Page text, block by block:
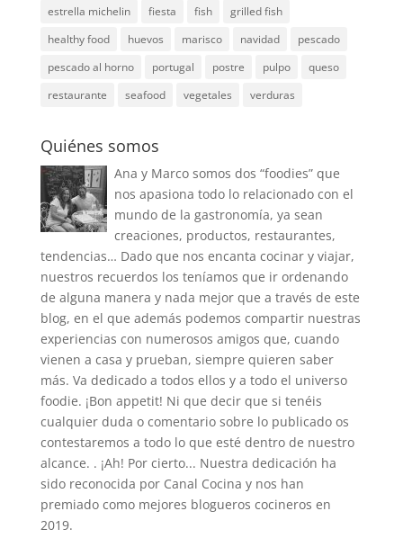
estrella michelin
fiesta fish
grilled fish
healthy food
huevos marisco navidad
pescado
pescado al horno
portugal postre pulpo
queso
restaurante
seafood vegetales verduras
Quiénes somos
Ana y Marco somos dos “foodies” que
nos apasiona todo lo relacionado con el
mundo de la gastronomía, ya sean
creaciones, productos, restaurantes,
tendencias… Dado que nos encanta cocinar y viajar,
nuestros recuerdos los teníamos que ir ordenando
de alguna manera y nada mejor que a través de este
blog, en el que además podemos compartir nuestras
experiencias con numerosos amigos que, cuando
vienen a casa y prueban, siempre quieren saber
más. Va dedicado a todos ellos y a todo el universo
foodie. ¡Bon appetit! Ni que decir que si tenéis
cualquier duda o comentario sobre lo publicado os
contestaremos a todo lo que esté dentro de nuestro
alcance. . ¡Ah! Por cierto... Nuestra dedicación ha
sido reconocida por Canal Cocina y nos han
premiado como mejores blogueros cocineros en
2019.